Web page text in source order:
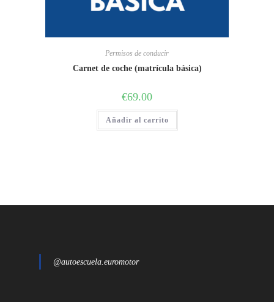
Permisos de conducir
Carnet de coche (matrícula básica)
€69.00
Añadir al carrito
@autoescuela.euromotor